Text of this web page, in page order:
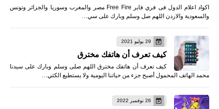
اكواد اعلام الدول فى فري فاير Free Fire مصر والمغرب وسوريا والجزائر وتونس
والسعودية والاردن اللهم صل وسلم وبارك على سي…
29 يوليو 2021
كيف تعرف أن هاتفك مخترق
كيف تعرف أن هاتفك مخترق اللهم صلى وسلم وبارك على سيدنا
محمد الهاتف المحمول أصبح جزء من حياتنا اليومية ولا يستطيع الكثي…
26 نوفمبر 2022